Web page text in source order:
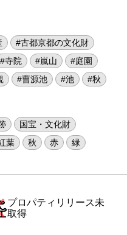
#古都京都の文化財
#寺院 #嵐山
#庭園
#曹源池 #池
#秋
国宝・文化財
葉 秋 赤 緑
プロパティリリース未
取得